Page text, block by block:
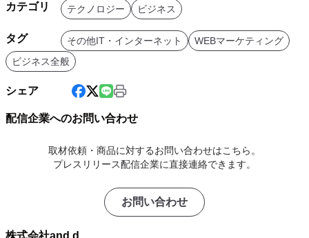
カテゴリ テクノロジー ビジネス
タグ その他IT・インターネット
WEBマーケティング
ビジネス全般
シェア
配信企業へのお問い合わせ
取材依頼・商品に対するお問い合わせはこちら。
プレスリリース配信企業に直接連絡できます。
お問い合わせ
株式会社and.d